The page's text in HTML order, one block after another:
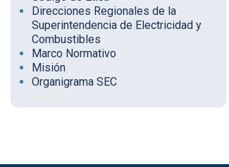
Direcciones Regionales de la
Superintendencia de Electricidad y
Combustibles
Marco Normativo
Misión
Organigrama SEC